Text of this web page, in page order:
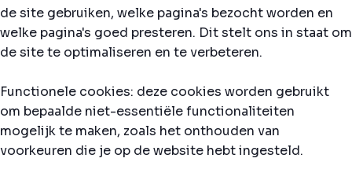
de site gebruiken, welke pagina's bezocht worden en
welke pagina's goed presteren. Dit stelt ons in staat om
de site te optimaliseren en te verbeteren.
Functionele cookies: deze cookies worden gebruikt
om bepaalde niet-essentiële functionaliteiten
mogelijk te maken, zoals het onthouden van
voorkeuren die je op de website hebt ingesteld.